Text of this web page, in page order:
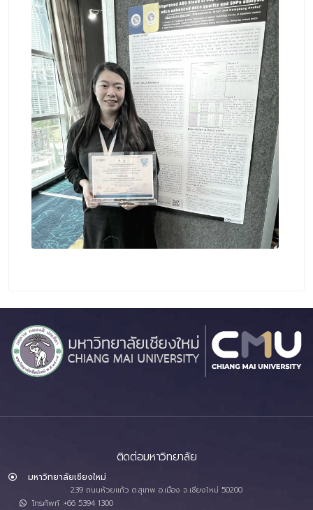
ติดต่อมหาวิทยาลัย
มหาวิทยาลัยเชียงใหม่
239 ถนนห้วยแก้ว ต.สุเทพ อ.เมือง จ.เชียงใหม่ 50200
โทรศัพท์ :+66 5394 1300